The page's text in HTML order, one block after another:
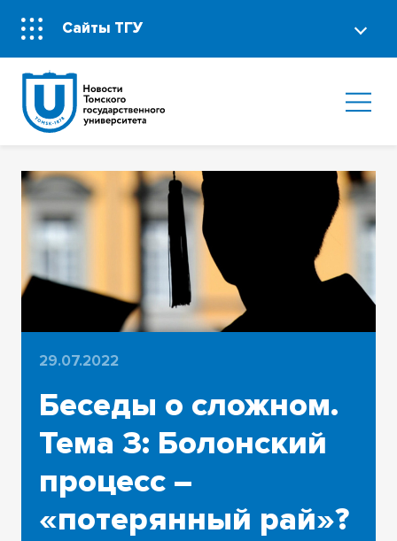
Сайты ТГУ
29.07.2022
Беседы о сложном.
Тема 3: Болонский
процесс –
«потерянный рай»?